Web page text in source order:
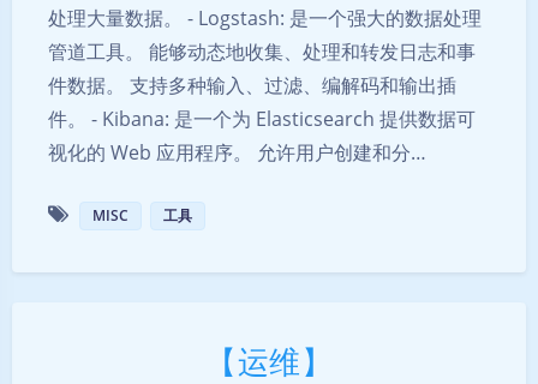
处理大量数据。 - Logstash: 是一个强大的数据处理
管道工具。 能够动态地收集、处理和转发日志和事
件数据。 支持多种输入、过滤、编解码和输出插
件。 - Kibana: 是一个为 Elasticsearch 提供数据可
视化的 Web 应用程序。 允许用户创建和分…
MISC 工具
【运维】